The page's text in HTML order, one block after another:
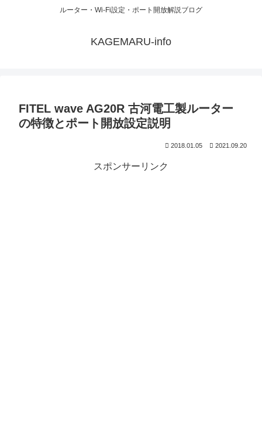
ルーター・Wi-Fi設定・ポート開放解説ブログ
KAGEMARU-info
FITEL wave AG20R 古河電工製ルーター
の特徴とポート開放設定説明
2018.01.05 2021.09.20
スポンサーリンク